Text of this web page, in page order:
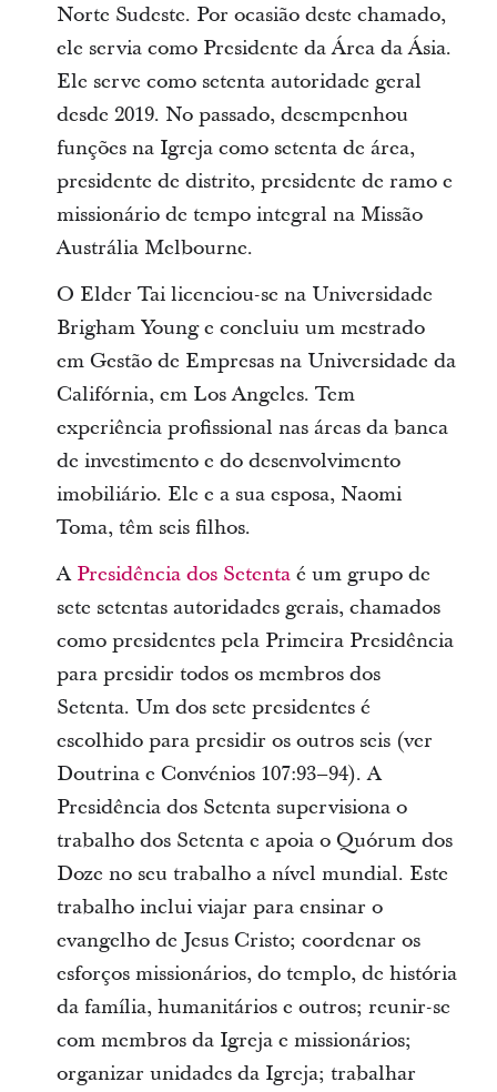
Norte Sudeste. Por ocasião deste chamado,
ele servia como Presidente da Área da Ásia.
Ele serve como setenta autoridade geral
desde 2019. No passado, desempenhou
funções na Igreja como setenta de área,
presidente de distrito, presidente de ramo e
missionário de tempo integral na Missão
Austrália Melbourne.
O Elder Tai licenciou-se na Universidade
Brigham Young e concluiu um mestrado
em Gestão de Empresas na Universidade da
Califórnia, em Los Angeles. Tem
experiência profissional nas áreas da banca
de investimento e do desenvolvimento
imobiliário. Ele e a sua esposa, Naomi
Toma, têm seis filhos.
A Presidência dos Setentaé um grupo de
sete setentas autoridades gerais, chamados
como presidentes pela Primeira Presidência
para presidir todos os membros dos
Setenta. Um dos sete presidentes é
escolhido para presidir os outros seis (ver
Doutrina e Convénios 107:93–94). A
Presidência dos Setenta supervisiona o
trabalho dos Setenta e apoia o Quórum dos
Doze no seu trabalho a nível mundial. Este
trabalho inclui viajar para ensinar o
evangelho de Jesus Cristo; coordenar os
esforços missionários, do templo, de história
da família, humanitários e outros; reunir-se
com membros da Igreja e missionários;
organizar unidades da Igreja; trabalhar